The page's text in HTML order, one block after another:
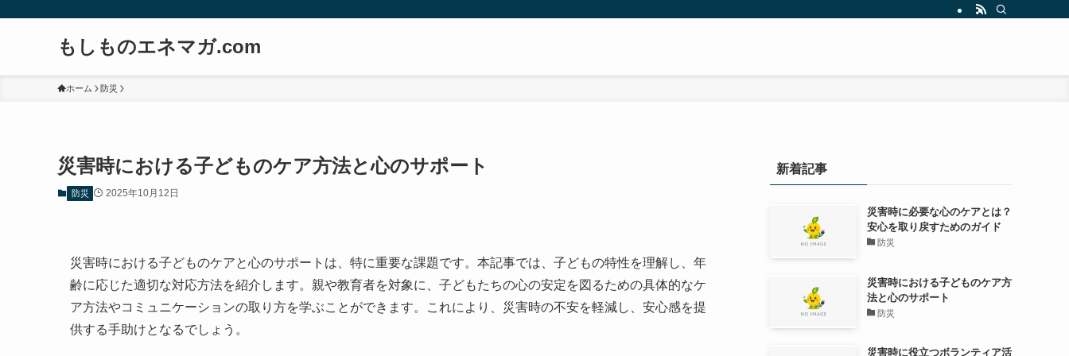
もしものエネマガ.com
ホーム 防災
災害時における子どものケア方法と心のサポート
防災 2025年10月12日
災害時における子どものケアと心のサポートは、特に重要な課題です。本記事では、子どもの特性を理解し、年
齢に応じた適切な対応方法を紹介します。親や教育者を対象に、子どもたちの心の安定を図るための具体的なケ
ア方法やコミュニケーションの取り方を学ぶことができます。これにより、災害時の不安を軽減し、安心感を提
供する手助けとなるでしょう。
新着記事
災害時に必要な心のケアとは？
安心を取り戻すためのガイド
防災
災害時における子どものケア方
法と心のサポート
防災
災害時に役立つボランティア活